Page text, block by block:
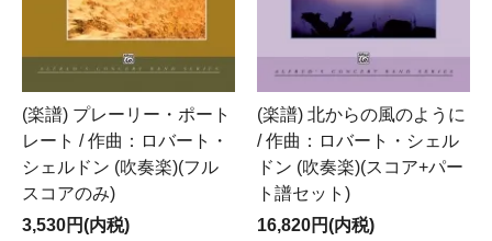
(楽譜) プレーリー・ポート
レート / 作曲：ロバート・
シェルドン (吹奏楽)(フル
スコアのみ)
3,530円(内税)
(楽譜) 北からの風のように
/ 作曲：ロバート・シェル
ドン (吹奏楽)(スコア+パー
ト譜セット)
16,820円(内税)